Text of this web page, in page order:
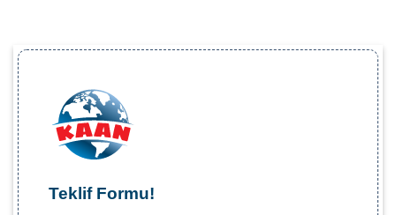
Teklif Formu!